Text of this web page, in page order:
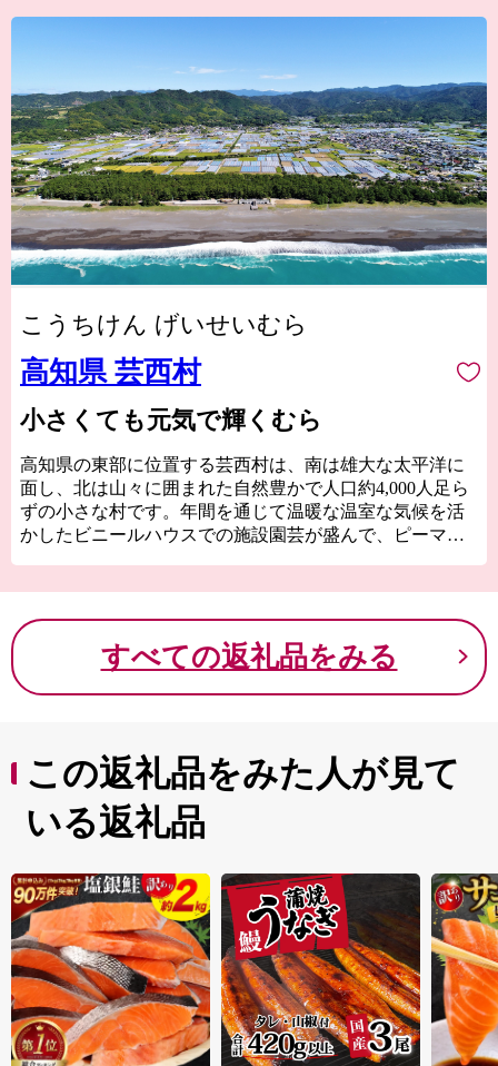
こうちけん げいせいむら
高知県 芸西村
小さくても元気で輝くむら
高知県の東部に位置する芸西村は、南は雄大な太平洋に
面し、北は山々に囲まれた自然豊かで人口約4,000人足ら
ずの小さな村です。年間を通じて温暖な温室な気候を活
かしたビニールハウスでの施設園芸が盛んで、ピーマン
るゴルフ場、「黒潮カントリークラブ」「土佐カントリ
ークラブ」の２つがあるゴルフの村でもあります。
すべての返礼品をみる
この返礼品をみた人が見て
いる返礼品